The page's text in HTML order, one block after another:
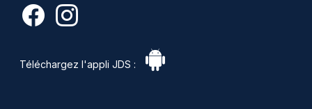
Téléchargez l'appli JDS :